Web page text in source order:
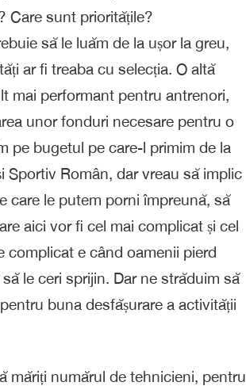
Care sunt prioritățile?
să le luăm de la ușor la greu,
ar fi treaba cu selecția. O altă
mai performant pentru antrenori,
unor fonduri necesare pentru o
pe bugetul pe care-l primim de la
Sportiv Român, dar vreau să implic
care le putem porni împreună, să
aici vor fi cel mai complicat și cel
complicat e când oamenii pierd
le ceri sprijin. Dar ne străduim să
buna desfășurare a activității
măriți numărul de tehnicieni, pentru